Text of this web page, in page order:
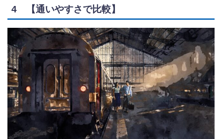
4 【通いやすさで比較】